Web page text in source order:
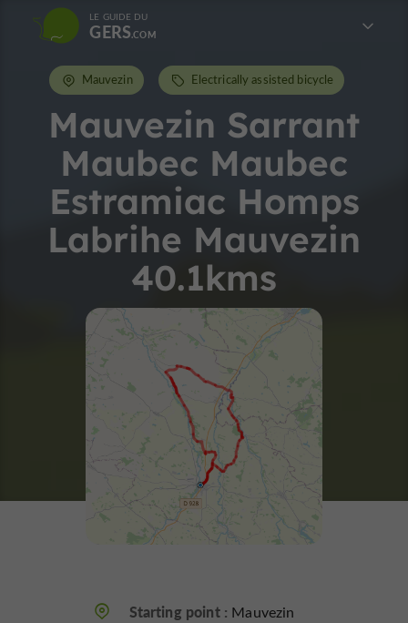
LE GUIDE DU
GERS
Mauvezin Sarrant
Maubec Maubec
Estramiac Homps
Labrihe Mauvezin
40.1kms
Mauvezin Electrically assisted bicycle
Starting point : Mauvezin